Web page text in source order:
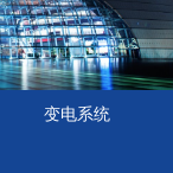
变电系统